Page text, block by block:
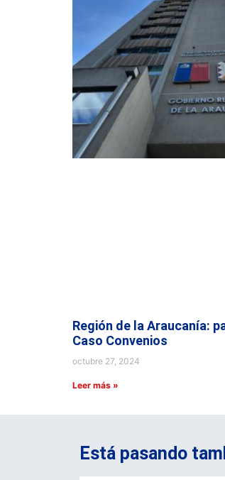
Región de la Araucanía:
Caso Convenios
octubre 27, 2024
Leer más »
Está pasando